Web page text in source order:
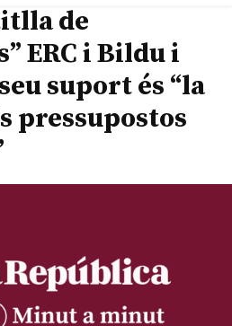
de
ERC i Bildu i
suport és “la
pressupostos